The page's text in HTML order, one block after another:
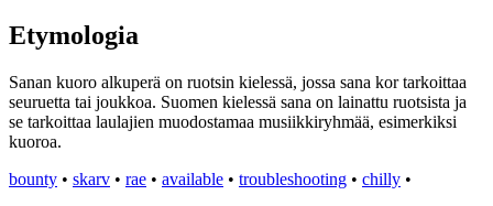
Etymologia
Sanan kuoro alkuperä on ruotsin kielessä, jossa sana kor tarkoittaa
seuruetta tai joukkoa. Suomen kielessä sana on lainattu ruotsista ja
se tarkoittaa laulajien muodostamaa musiikkiryhmää, esimerkiksi
kuoroa.
bounty • skarv • rae • available • troubleshooting • chilly •